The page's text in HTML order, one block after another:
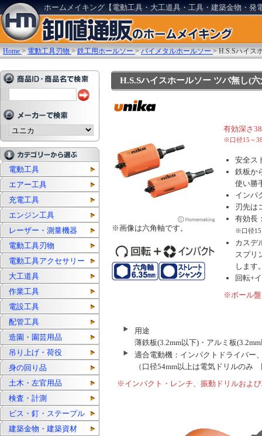
ホームメイキング【電動工具・大工道具・工具・建築金物・発
Home >電動工具刃物 >鉄工用ホールソー >バイメタルホールソー >H.S.Sハイス
電動工具
エアー工具
充電工具
エンジン工具
レーザー・測量機器
電動工具刃物
電動工具アクセサリー
大工道具
作業工具
電設工具
配管工具
造園・園芸用品
吊り上げ・荷役
身の回り品
土木・左官用品
検査・計測
ビス・釘・ステープル
建築金物・建築資材
H.S.Sハイスホールソー ツバ無し(
※画像は六角軸です。
有効深さ
※口径15～
安全ス
鉄板か
使い勝
インパ
刃先は
有効長
※口径15
カスデ
スプリ
します
回転+
※ボール盤
用途
薄鉄板(3.2mm以下)・アルミ板
適合電動機：インパクトドライバー
（口径54mm以上は電気ドリルのみ
※インパクト・レンチ、振動ドリルおよ